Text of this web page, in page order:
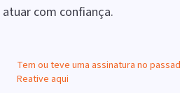
atuar com confiança.
Tem ou teve uma assinatura no
Reative aqui